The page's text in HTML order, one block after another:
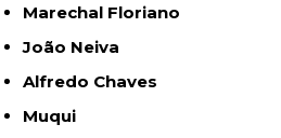
Marechal Floriano
João Neiva
Alfredo Chaves
Muqui